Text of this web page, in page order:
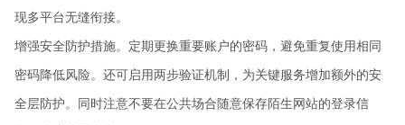
现多平台无缝衔接。
增强安全防护措施。定期更换重要账户的密码，避免重复使用相同
密码降低风险。还可启用两步验证机制，为关键服务增加额外的安
全层防护。同时注意不要在公共场合随意保存陌生网站的登录信